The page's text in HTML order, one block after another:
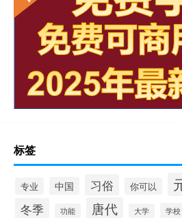
标签
专业 中国 习俗 你可以
冬季 功能 唐代 大学 学校